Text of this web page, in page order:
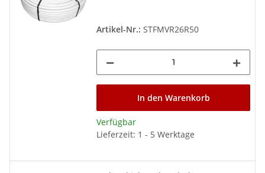
Artikel-Nr.: STFMVR26R50
In den Warenkorb
Verfügbar
Lieferzeit: 1 - 5 Werktage